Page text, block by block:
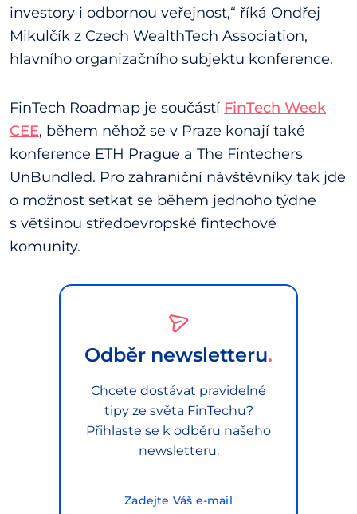
investory i odbornou veřejnost,“ říká Ondřej
Mikulčík z Czech WealthTech Association,
hlavního organizačního subjektu konference.
FinTech Roadmap je součástí FinTech Week
CEE, během něhož se v Praze konají také
konference ETH Prague a The Fintechers
UnBundled. Pro zahraniční návštěvníky tak jde
o možnost setkat se během jednoho týdne
s většinou středoevropské fintechové
komunity.
Odběr newsletteru
Chcete dostávat pravidelné
tipy ze světa FinTechu?
Přihlaste se k odběru našeho
newsletteru.